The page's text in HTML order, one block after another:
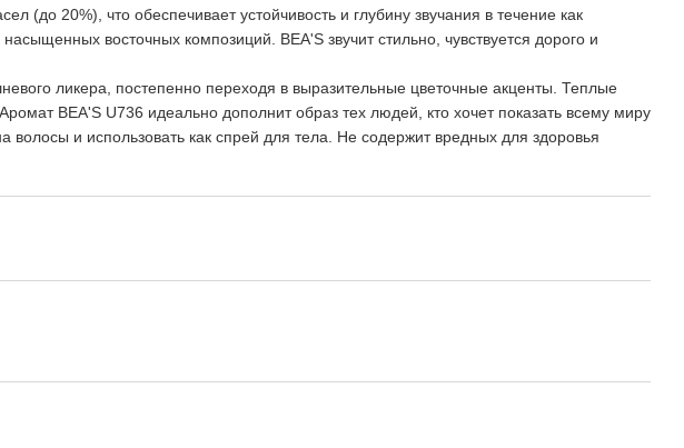
20%), что обеспечивает устойчивость и глубину звучания в течение как
восточных композиций. BEA'S звучит стильно, чувствуется дорого и
ликера, постепенно переходя в выразительные цветочные акценты. Теплые
BEA'S U736 идеально дополнит образ тех людей, кто хочет показать всему миру
и использовать как спрей для тела. Не содержит вредных для здоровья